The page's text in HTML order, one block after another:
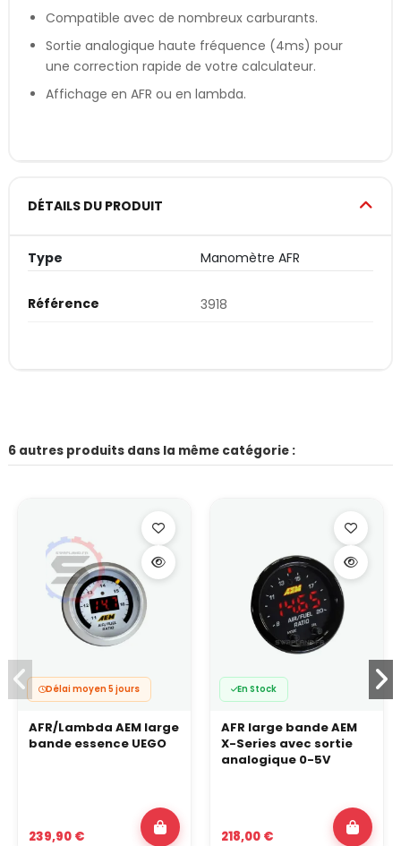
Compatible avec de nombreux carburants.
Sortie analogique haute fréquence (4ms) pour
une correction rapide de votre calculateur.
Affichage en AFR ou en lambda.
DÉTAILS DU PRODUIT
Type Manomètre AFR
Référence 3918
6 autres produits dans la même catégorie :
Délai moyen 5 jours
AFR/Lambda AEM large
bande essence UEGO
239,90 €
En Stock
AFR large bande AEM
X-Series avec sortie
analogique 0-5V
218,00 €